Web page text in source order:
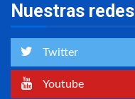
Nuestras redes
Twitter
Youtube